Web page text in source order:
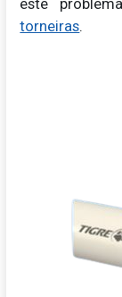
este
torneiras.